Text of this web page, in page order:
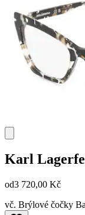
Karl
od3 720,00 Kč
vč. Brýlové čočky